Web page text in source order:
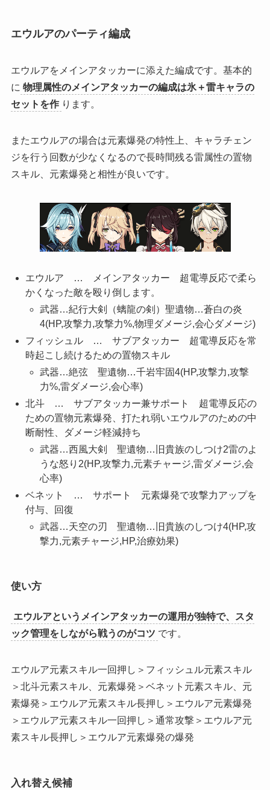
エウルアのパーティ編成
エウルアをメインアタッカーに添えた編成です。基本的
に 物理属性のメインアタッカーの編成は氷＋雷キャラの
セットを作 ります。
またエウルアの場合は元素爆発の特性上、キャラチェン
ジを行う回数が少なくなるので長時間残る雷属性の置物
スキル、元素爆発と相性が良いです。
エウルア … メインアタッカー 超電導反応で柔ら
かくなった敵を殴り倒します。
武器…紀行大剣（螭龍の剣）聖遺物…蒼白の炎
4(HP,攻撃力,攻撃力%,物理ダメージ,会心ダメージ)
フィッシュル … サブアタッカー 超電導反応を常
時起こし続けるための置物スキル
武器…絶弦 聖遺物…千岩牢固4(HP,攻撃力,攻撃
力%,雷ダメージ,会心率)
北斗 … サブアタッカー兼サポート 超電導反応の
ための置物元素爆発、打たれ弱いエウルアのための中
断耐性、ダメージ軽減持ち
武器…西風大剣 聖遺物…旧貴族のしつけ2雷のよ
うな怒り2(HP,攻撃力,元素チャージ,雷ダメージ,会
心率)
ベネット … サポート 元素爆発で攻撃力アップを
付与、回復
武器…天空の刃 聖遺物…旧貴族のしつけ4(HP,攻
撃力,元素チャージ,HP,治療効果)
使い方
エウルアというメインアタッカーの運用が独特で、スタ
ック管理をしながら戦うのがコツ です。
エウルア元素スキル一回押し＞フィッシュル元素スキル
＞北斗元素スキル、元素爆発＞ベネット元素スキル、元
素爆発＞エウルア元素スキル長押し＞エウルア元素爆発
＞エウルア元素スキル一回押し＞通常攻撃＞エウルア元
素スキル長押し＞エウルア元素爆発の爆発
入れ替え候補